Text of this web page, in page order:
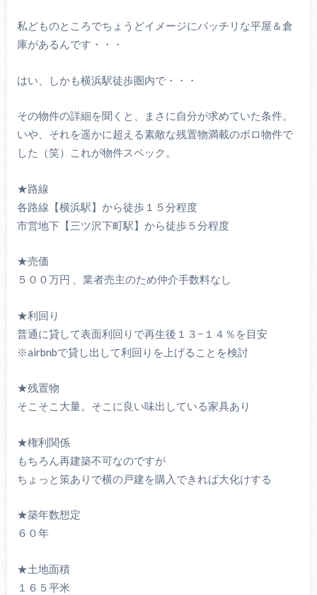
私どものところでちょうどイメージにバッチリな平屋＆倉
庫があるんです・・・
はい、しかも横浜駅徒歩圏内で・・・
その物件の詳細を聞くと、まさに自分が求めていた条件。
いや、それを遥かに超える素敵な残置物満載のボロ物件で
した（笑）これが物件スペック。
★路線
各路線【横浜駅】から徒歩１５分程度
市営地下【三ツ沢下町駅】から徒歩５分程度
★売価
５００万円 、業者売主のため仲介手数料なし
★利回り
普通に貸して表面利回りで再生後１３−１４％を目安
※airbnbで貸し出して利回りを上げることを検討
★残置物
そこそこ大量。そこに良い味出している家具あり
★権利関係
もちろん再建築不可なのですが
ちょっと策ありで横の戸建を購入できれば大化けする
★築年数想定
６０年
★土地面積
１６５平米